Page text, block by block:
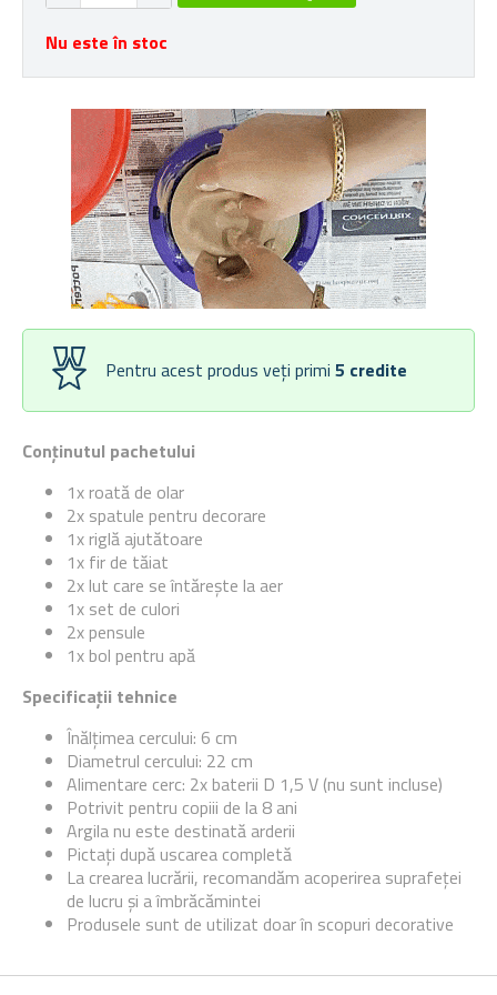
Conținutul pachetului
1x roată de olar
2x spatule pentru decorare
1x riglă ajutătoare
1x fir de tăiat
2x lut care se întărește la aer
1x set de culori
2x pensule
1x bol pentru apă
Specificații tehnice
Înălțimea cercului: 6 cm
Diametrul cercului: 22 cm
Alimentare cerc: 2x baterii D 1,5 V (nu sunt incluse)
Potrivit pentru copiii de la 8 ani
Argila nu este destinată arderii
Pictați după uscarea completă
La crearea lucrării, recomandăm acoperirea suprafeței
de lucru și a îmbrăcămintei
Produsele sunt de utilizat doar în scopuri decorative
Nu este în stoc
Pentru acest produs veți primi 5 credite